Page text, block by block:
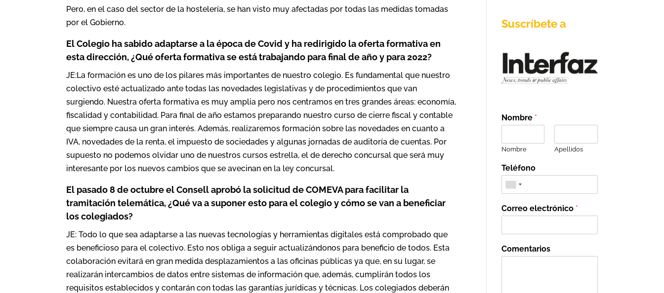
Pero, en el caso del sector de la hostelería, se han visto muy afectadas por todas las medidas tomadas
por el Gobierno.
El Colegio ha sabido adaptarse a la época de Covid y ha redirigido la oferta formativa en
esta dirección, ¿Qué oferta formativa se está trabajando para final de año y para 2022?
JE:La formación es uno de los pilares más importantes de nuestro colegio. Es fundamental que nuestro
colectivo esté actualizado ante todas las novedades legislativas y de procedimientos que van
surgiendo. Nuestra oferta formativa es muy amplia pero nos centramos en tres grandes áreas: economía,
fiscalidad y contabilidad. Para final de año estamos preparando nuestro curso de cierre fiscal y contable
que siempre causa un gran interés. Además, realizaremos formación sobre las novedades en cuanto a
IVA, novedades de la renta, el impuesto de sociedades y algunas jornadas de auditoría de cuentas. Por
supuesto no podemos olvidar uno de nuestros cursos estrella, el de derecho concursal que será muy
interesante por los nuevos cambios que se avecinan en la ley concursal.
El pasado 8 de octubre el Consell aprobó la solicitud de COMEVA para facilitar la
tramitación telemática, ¿Qué va a suponer esto para el colegio y cómo se van a beneficiar
los colegiados?
JE: Todo lo que sea adaptarse a las nuevas tecnologías y herramientas digitales está comprobado que
es beneficioso para el colectivo. Esto nos obliga a seguir actualizándonos para beneficio de todos. Esta
colaboración evitará en gran medida desplazamientos a las oficinas públicas ya que, en su lugar, se
realizarán intercambios de datos entre sistemas de información que, además, cumplirán todos los
requisitos establecidos y contarán con todas las garantías jurídicas y técnicas. Los colegiados deberán
Suscríbete a
Nombre *
Nombre Apellidos
Teléfono
Correo electrónico *
Comentarios